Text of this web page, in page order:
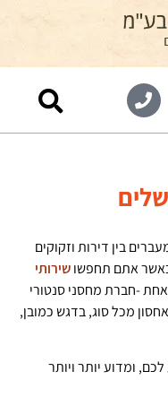
בין דירות וזקוקים
כאשר אתם תחפשושירותי
-חברת מחסני סנטורי
מכל סוג, בדגש כמובן,
ומדוע יותר ויותר